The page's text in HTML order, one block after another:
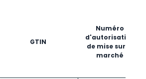
GTIN
Numéro
d'autorisation
de mise sur le
marché